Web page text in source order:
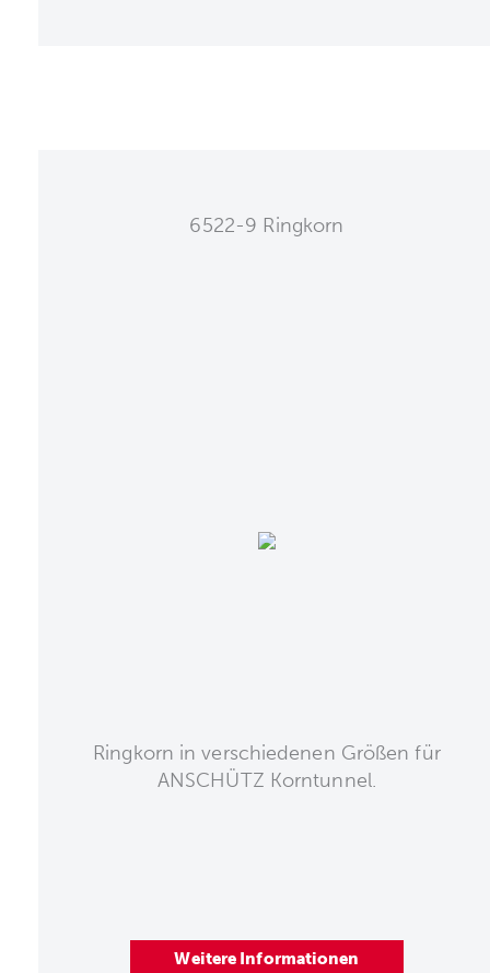
6522-9 Ringkorn
Ringkorn in verschiedenen Größen für
ANSCHÜTZ Korntunnel.
Weitere Informationen